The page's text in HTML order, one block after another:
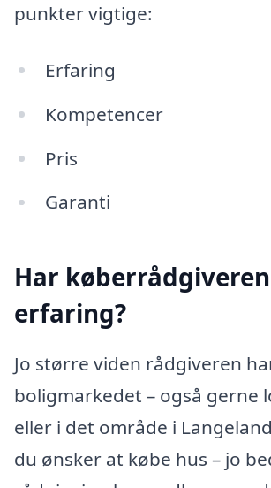
punkter vigtige:
Erfaring
Kompetencer
Pris
Garanti
Har
erfaring?
Jo større viden rådgiveren
boligmarkedet – også gerne
eller i det område i
du ønsker at købe hus – jo